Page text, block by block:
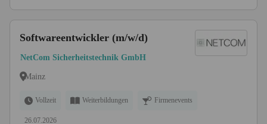
Softwareentwickler (m/w/d)
NetCom Sicherheitstechnik GmbH
Mainz
Vollzeit Weiterbildungen Firmenevents
26.07.2026